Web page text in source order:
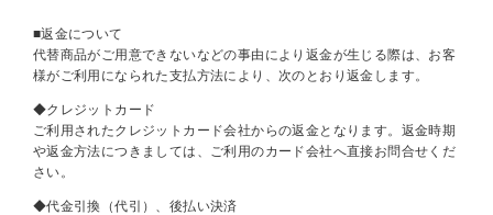
■返金について
代替商品がご用意できないなどの事由により返金が生じる際は、お客
様がご利用になられた支払方法により、次のとおり返金します。
◆クレジットカード
ご利用されたクレジットカード会社からの返金となります。返金時期
や返金方法につきましては、ご利用のカード会社へ直接お問合せくだ
さい。
◆代金引換（代引）、後払い決済